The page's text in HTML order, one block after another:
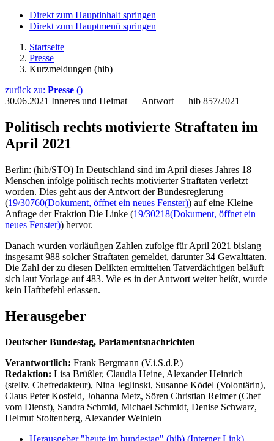
Direkt zum Hauptinhalt springen
Direkt zum Hauptmenü springen
Startseite
Presse
Kurzmeldungen (hib)
zurück zu: Presse ()
30.06.2021 Inneres und Heimat — Antwort — hib 857/2021
Politisch rechts motivierte Straftaten im
April 2021
Berlin: (hib/STO) In Deutschland sind im April dieses Jahres 18
Menschen infolge politisch rechts motivierter Straftaten verletzt
worden. Dies geht aus der Antwort der Bundesregierung
(19/30760(Dokument, öffnet ein neues Fenster)) auf eine Kleine
Anfrage der Fraktion Die Linke (19/30218(Dokument, öffnet ein
neues Fenster)) hervor.
Danach wurden vorläufigen Zahlen zufolge für April 2021 bislang
insgesamt 988 solcher Straftaten gemeldet, darunter 34 Gewalttaten.
Die Zahl der zu diesen Delikten ermittelten Tatverdächtigen beläuft
sich laut Vorlage auf 483. Wie es in der Antwort weiter heißt, wurde
kein Haftbefehl erlassen.
Herausgeber
Deutscher Bundestag, Parlamentsnachrichten
Verantwortlich: Frank Bergmann (V.i.S.d.P.)
Redaktion: Lisa Brüßler, Claudia Heine, Alexander Heinrich
(stellv. Chefredakteur), Nina Jeglinski, Susanne Ködel (Volontärin),
Claus Peter Kosfeld, Johanna Metz, Sören Christian Reimer (Chef
vom Dienst), Sandra Schmid, Michael Schmidt, Denise Schwarz,
Helmut Stoltenberg, Alexander Weinlein
Herausgeber "heute im bundestag" (hib) (Interner Link)